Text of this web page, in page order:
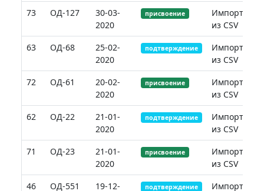
73
ОД-127
30-03-
2020
присвоение
Импорт
из CSV
63
ОД-68
25-02-
2020
подтверждение
Импорт
из CSV
72
ОД-61
20-02-
2020
присвоение
Импорт
из CSV
62
ОД-22
21-01-
2020
подтверждение
Импорт
из CSV
71
ОД-23
21-01-
2020
присвоение
Импорт
из CSV
46
ОД-551
19-12-
подтверждение
Импорт